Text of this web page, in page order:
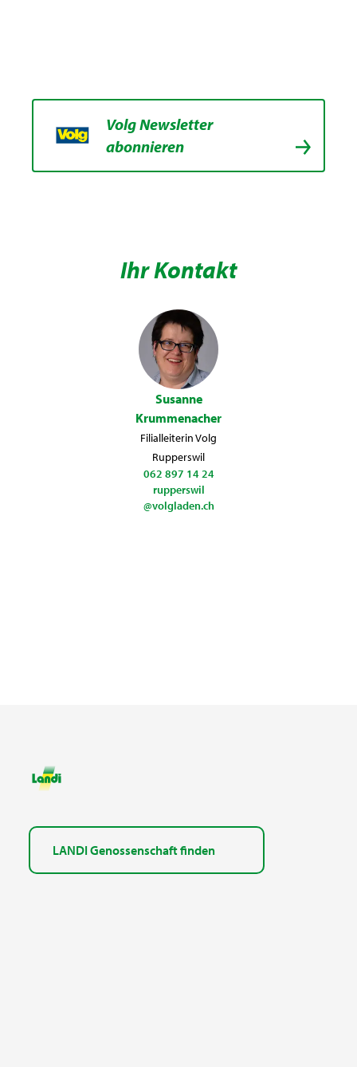
Volg Newsletter
abonnieren
Ihr Kontakt
Susanne
Krummenacher
Filialleiterin Volg
Rupperswil
062 897 14 24
rupperswil
@volgladen.ch
LANDI Genossenschaft finden